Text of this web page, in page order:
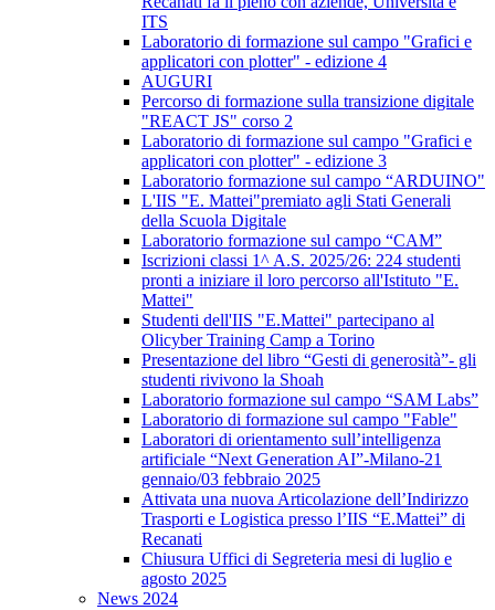
ITS
Laboratorio di formazione sul campo "Grafici e
applicatori con plotter" - edizione 4
AUGURI
Percorso di formazione sulla transizione digitale
"REACT JS" corso 2
Laboratorio di formazione sul campo "Grafici e
applicatori con plotter" - edizione 3
Laboratorio formazione sul campo “ARDUINO"
L'IIS "E. Mattei"premiato agli Stati Generali
della Scuola Digitale
Laboratorio formazione sul campo “CAM”
Iscrizioni classi 1^ A.S. 2025/26: 224 studenti
pronti a iniziare il loro percorso all'Istituto "E.
Mattei"
Studenti dell'IIS "E.Mattei" partecipano al
Olicyber Training Camp a Torino
Presentazione del libro “Gesti di generosità”- gli
studenti rivivono la Shoah
Laboratorio formazione sul campo “SAM Labs”
Laboratorio di formazione sul campo "Fable"
Laboratori di orientamento sull’intelligenza
artificiale “Next Generation AI”-Milano-21
gennaio/03 febbraio 2025
Attivata una nuova Articolazione dell’Indirizzo
Trasporti e Logistica presso l’IIS “E.Mattei” di
Recanati
Chiusura Uffici di Segreteria mesi di luglio e
agosto 2025
News 2024